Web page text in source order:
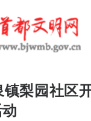
梨园社区